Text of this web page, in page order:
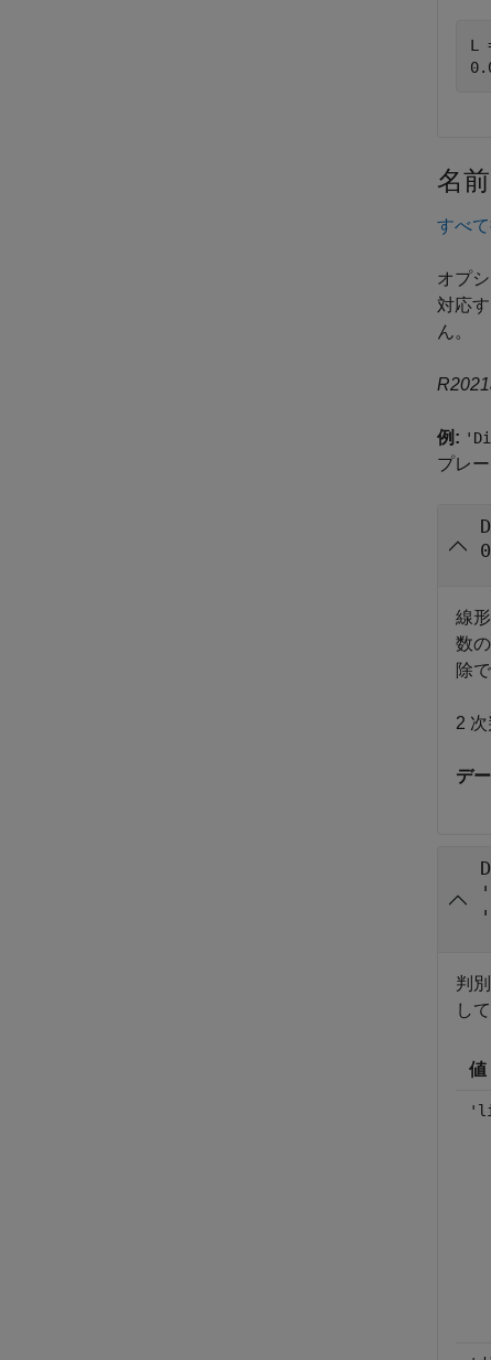
L
名
すべ
オプ
対応
ん。
例:
プレ
0
線
数
除
2
デ
判
し
値